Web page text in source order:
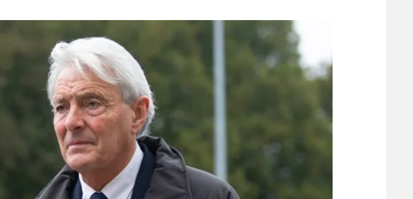
תקנון עבור פעילות אלקטרה
תקנון עבור פעילות ספורט 1 – "מרלן"
גיימינג E-Sports
הפועל תל אביב
הפועל באר שבע
מכבי נתניה
בני יהודה
ליגה סינית
ליגה ברזילאית
ליגות נוספות